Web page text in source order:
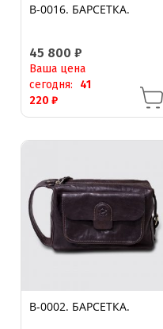
B-0016. БАРСЕТКА.
45 800₽
Ваша цена
сегодня:
41
220₽
B-0002. БАРСЕТКА.